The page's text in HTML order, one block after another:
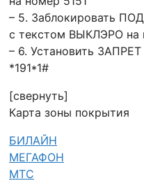
– 5. Заблокировать
с текстом ВЫКЛЭРО на
– 6. Установить
*191*1#
[свернуть]
Карта зоны покрытия
БИЛАЙН
МЕГАФОН
МТС